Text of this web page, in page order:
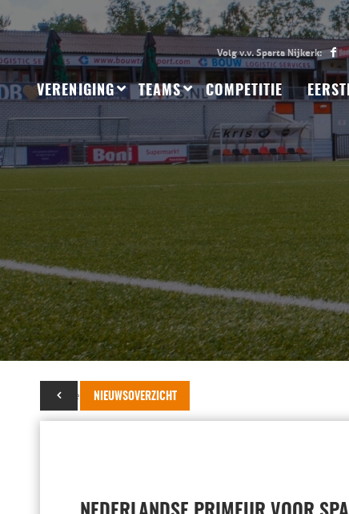
VERENIGING TEAMS COMPETITIE
NIEUWSOVERZICHT
27 november 2017